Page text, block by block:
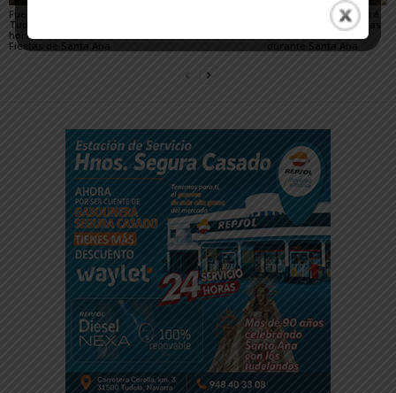
Fuegos artificiales en
Tudela 2026: días y
horarios durante las
Fiestas de Santa Ana
La Revolvedera llenará
de ambiente festivo las
calles de Tudela
durante Santa Ana